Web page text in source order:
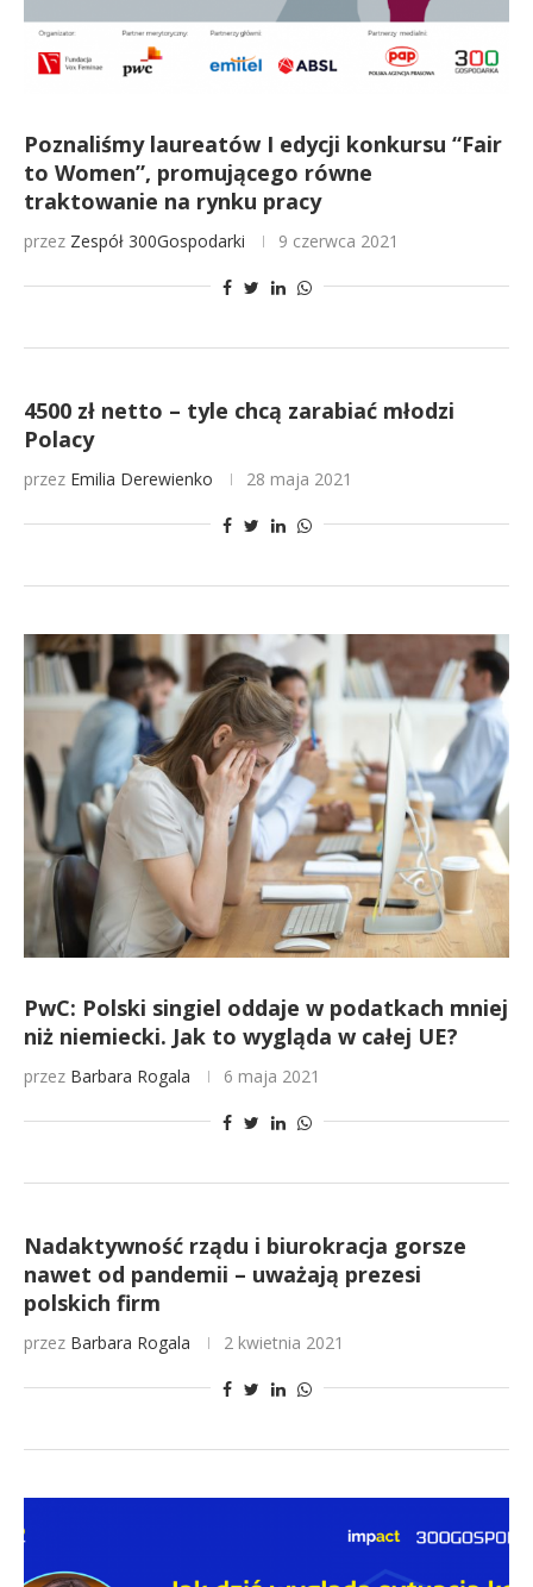
Poznaliśmy laureatów I edycji konkursu “Fair
to Women”, promującego równe
traktowanie na rynku pracy
przez Zespół 300Gospodarki 9 czerwca 2021
4500 zł netto – tyle chcą zarabiać młodzi
Polacy
przez Emilia Derewienko 28 maja 2021
PwC: Polski singiel oddaje w podatkach mniej
niż niemiecki. Jak to wygląda w całej UE?
przez Barbara Rogala 6 maja 2021
Nadaktywność rządu i biurokracja gorsze
nawet od pandemii – uważają prezesi
polskich firm
przez Barbara Rogala 2 kwietnia 2021